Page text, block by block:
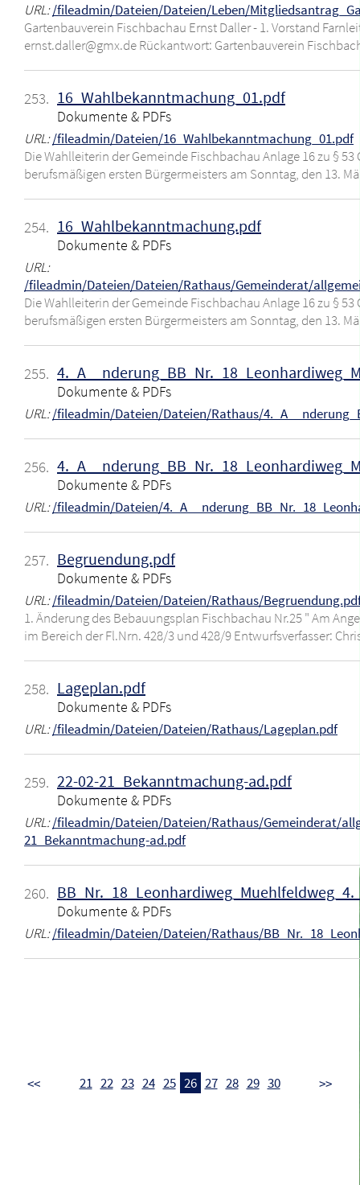
URL:/fileadmin/Dateien/Dateien/Leben/
Gartenbauverein Fischbachau Ernst Daller - 1. Vorstand
ernst.daller@gmx.de Rückantwort: Gartenbauverein
253. 16_Wahlbekanntmachung_01.pdf
Dokumente & PDFs
URL:/fileadmin/Dateien/16_Wahlbekanntmachung_01.pdf
Die Wahlleiterin der Gemeinde Fischbachau Anlage 16 zu §
berufsmäßigen ersten Bürgermeisters am Sonntag, den 13.
254. 16_Wahlbekanntmachung.pdf
Dokumente & PDFs
URL:
/fileadmin/Dateien/Dateien/Rathaus/Gemeinderat/
Die Wahlleiterin der Gemeinde Fischbachau Anlage 16 zu §
berufsmäßigen ersten Bürgermeisters am Sonntag, den 13.
255.
Dokumente & PDFs
URL:/fileadmin/Dateien/Dateien/Rathaus/
256.
Dokumente & PDFs
URL:/fileadmin/Dateien/
257. Begruendung.pdf
Dokumente & PDFs
URL:/fileadmin/Dateien/Dateien/Rathaus/
1. Änderung des Bebauungsplan Fischbachau Nr.25 " Am
im Bereich der Fl.Nrn. 428/3 und 428/9 Entwurfsverfasser:
258. Lageplan.pdf
Dokumente & PDFs
URL:/fileadmin/Dateien/Dateien/Rathaus/Lageplan.pdf
259. 22-02-21_Bekanntmachung-ad.pdf
Dokumente & PDFs
URL:/fileadmin/Dateien/Dateien/Rathaus/Gemeinderat/
21_Bekanntmachung-ad.pdf
260.
Dokumente & PDFs
URL:/fileadmin/Dateien/Dateien/Rathaus/
21 22 23 24 25 26 27 28 29 30